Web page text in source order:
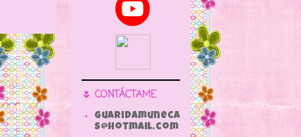
🌷 CONTÁCTAME
guaridamuneca
s@hotmail.com